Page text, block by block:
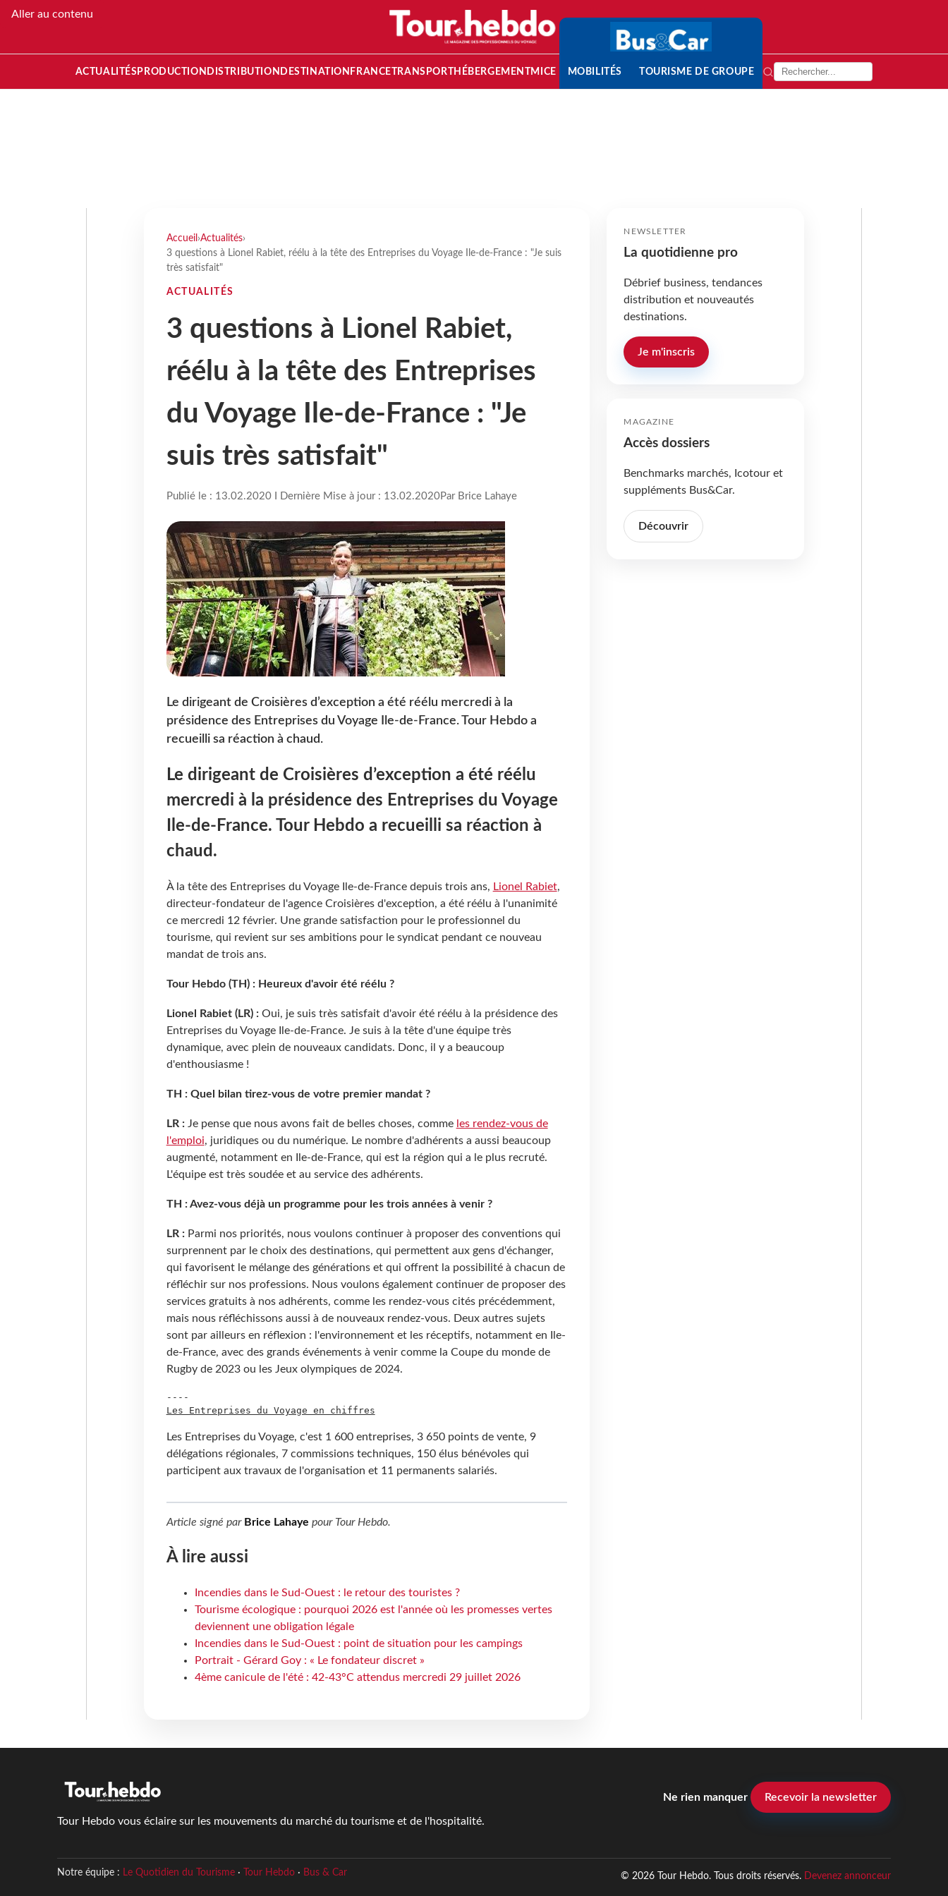
Aller au contenu
ACTUALITÉS PRODUCTION DISTRIBUTION DESTINATION FRANCETRANSPORT HÉBERGEMENTMICE MOBILITÉS TOURISME DE GROUPE
Accueil ›Actualités›
3 questions à Lionel Rabiet, réélu à la tête des Entreprises du Voyage Ile-de-France : "Je suis
très satisfait"
ACTUALITÉS
3 questions à Lionel Rabiet,
réélu à la tête des Entreprises
du Voyage Ile-de-France : "Je
suis très satisfait"
Publié le : 13.02.2020 I Dernière Mise à jour : 13.02.2020Par Brice Lahaye
Le dirigeant de Croisières d’exception a été réélu mercredi à la
présidence des Entreprises du Voyage Ile-de-France. Tour Hebdo a
recueilli sa réaction à chaud.
Le dirigeant de Croisières d’exception a été réélu
mercredi à la présidence des Entreprises du Voyage
Ile-de-France. Tour Hebdo a recueilli sa réaction à
chaud.
À la tête des Entreprises du Voyage Ile-de-France depuis trois ans, Lionel Rabiet,
directeur-fondateur de l'agence Croisières d'exception, a été réélu à l'unanimité
ce mercredi 12 février. Une grande satisfaction pour le professionnel du
tourisme, qui revient sur ses ambitions pour le syndicat pendant ce nouveau
mandat de trois ans.
Tour Hebdo (TH) : Heureux d'avoir été réélu ?
Lionel Rabiet (LR) :Oui, je suis très satisfait d'avoir été réélu à la présidence des
Entreprises du Voyage Ile-de-France. Je suis à la tête d'une équipe très
dynamique, avec plein de nouveaux candidats. Donc, il y a beaucoup
d'enthousiasme !
TH : Quel bilan tirez-vous de votre premier mandat ?
LR : Je pense que nous avons fait de belles choses, comme les rendez-vous de
l'emploi, juridiques ou du numérique. Le nombre d'adhérents a aussi beaucoup
augmenté, notamment en Ile-de-France, qui est la région qui a le plus recruté.
L'équipe est très soudée et au service des adhérents.
TH : Avez-vous déjà un programme pour les trois années à venir ?
LR :Parmi nos priorités, nous voulons continuer à proposer des conventions qui
surprennent par le choix des destinations, qui permettent aux gens d'échanger,
qui favorisent le mélange des générations et qui offrent la possibilité à chacun de
réfléchir sur nos professions. Nous voulons également continuer de proposer des
services gratuits à nos adhérents, comme les rendez-vous cités précédemment,
mais nous réfléchissons aussi à de nouveaux rendez-vous. Deux autres sujets
sont par ailleurs en réflexion : l'environnement et les réceptifs, notamment en Ile-
de-France, avec des grands événements à venir comme la Coupe du monde de
Rugby de 2023 ou les Jeux olympiques de 2024.
Les Entreprises du Voyage en chiffres
Les Entreprises du Voyage, c'est 1 600 entreprises, 3 650 points de vente, 9
délégations régionales, 7 commissions techniques, 150 élus bénévoles qui
participent aux travaux de l'organisation et 11 permanents salariés.
Article signé par Brice Lahaye pour Tour Hebdo.
À lire aussi
Incendies dans le Sud-Ouest : le retour des touristes ?
Tourisme écologique : pourquoi 2026 est l'année où les promesses vertes
deviennent une obligation légale
Incendies dans le Sud-Ouest : point de situation pour les campings
Portrait - Gérard Goy : « Le fondateur discret »
4ème canicule de l'été : 42-43°C attendus mercredi 29 juillet 2026
NEWSLETTER
La quotidienne pro
Débrief business, tendances
distribution et nouveautés
destinations.
Je m'inscris
MAGAZINE
Accès dossiers
Benchmarks marchés, Icotour et
suppléments Bus&Car.
Découvrir
Tour Hebdo vous éclaire sur les mouvements du marché du tourisme et de l'hospitalité.
Ne rien manquer Recevoir la newsletter
Notre équipe : Le Quotidien du Tourisme· Tour Hebdo· Bus & Car © 2026 Tour Hebdo. Tous droits réservés. Devenez annonceur